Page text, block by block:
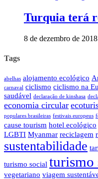
Turquia terá
8 de dezembro de 2018
Tags
abelhas alojamento ecológico
carnaval ciclismo ciclismo na
saudável declaração de kinshasa
economia circular
populares brasileiras festivais europeus
cause tourism hotel ecológico
LGBTI Myanmar reciclagem
sustentabilidade
turismo social turismo
vegetariano viagem